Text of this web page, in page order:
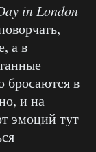
in London
а в
бросаются в
и на
эмоций тут